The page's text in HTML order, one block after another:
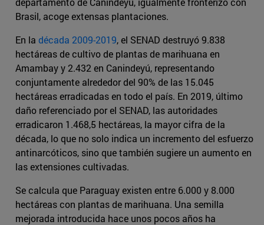
Brasil, acoge extensas plantaciones.
En la década 2009-2019, el SENAD destruyó 9.838
hectáreas de cultivo de plantas de marihuana en
Amambay y 2.432 en Canindeyú, representando
conjuntamente alrededor del 90% de las 15.045
hectáreas erradicadas en todo el país. En 2019, último
daño referenciado por el SENAD, las autoridades
erradicaron 1.468,5 hectáreas, la mayor cifra de la
década, lo que no solo indica un incremento del esfuerzo
antinarcóticos, sino que también sugiere un aumento en
las extensiones cultivadas.
Se calcula que Paraguay existen entre 6.000 y 8.000
hectáreas con plantas de marihuana. Una semilla
mejorada introducida hace unos pocos años ha